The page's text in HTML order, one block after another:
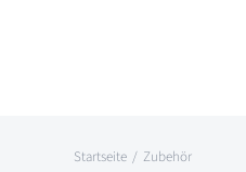
Startseite Zubehör